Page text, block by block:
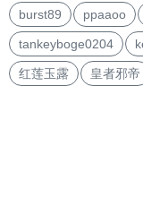
burst89
ppaaoo
tankeyboge0204
红莲玉露 皇者邪帝